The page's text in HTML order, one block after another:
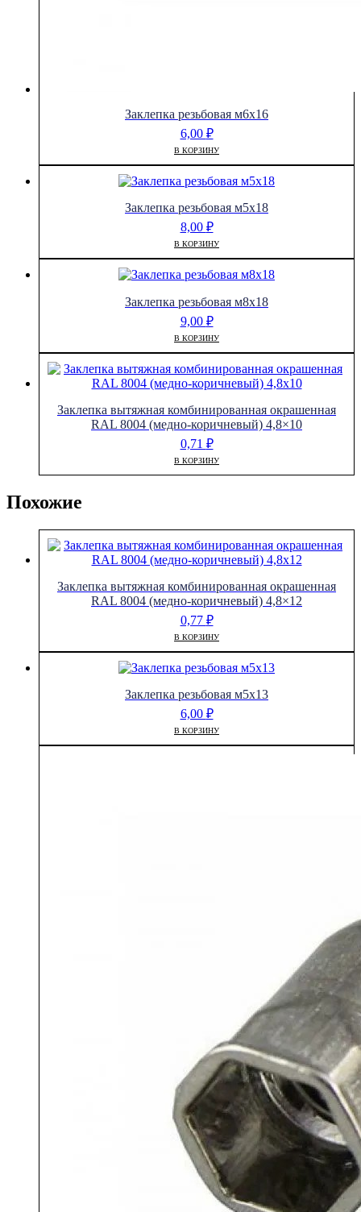
Заклепка резьбовая м6х16
6,00 ₽
В КОРЗИНУ
Заклепка резьбовая м5х18
8,00 ₽
В КОРЗИНУ
Заклепка резьбовая м8х18
9,00 ₽
В КОРЗИНУ
Заклепка вытяжная комбинированная окрашенная
RAL 8004 (медно-коричневый) 4,8×10
0,71 ₽
В КОРЗИНУ
Похожие
Заклепка вытяжная комбинированная окрашенная
RAL 8004 (медно-коричневый) 4,8×12
0,77 ₽
В КОРЗИНУ
Заклепка резьбовая м5х13
6,00 ₽
В КОРЗИНУ